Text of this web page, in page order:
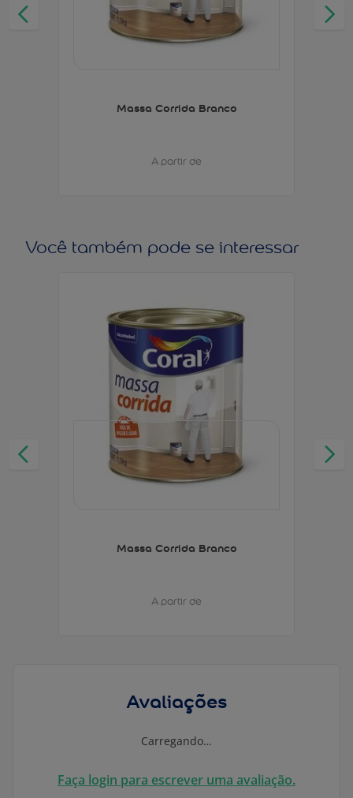
Massa Corrida Branco
A partir de
Você também pode se interessar
Massa Corrida Branco
A partir de
Avaliações
Carregando…
Faça login para escrever uma avaliação.